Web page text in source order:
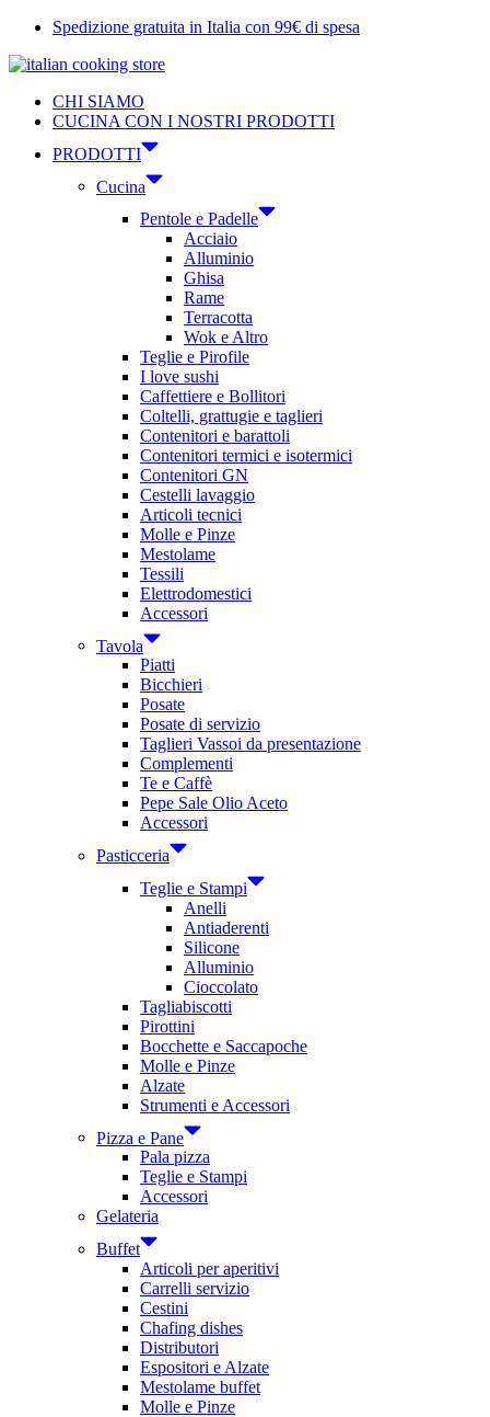
contenuto
Spedizione gratuita in Italia con 99€ di spesa
CHI SIAMO
CUCINA CON I NOSTRI PRODOTTI
PRODOTTI
Cucina
Pentole e Padelle
Acciaio
Alluminio
Ghisa
Rame
Terracotta
Wok e Altro
Teglie e Pirofile
I love sushi
Caffettiere e Bollitori
Coltelli, grattugie e taglieri
Contenitori e barattoli
Contenitori termici e isotermici
Contenitori GN
Cestelli lavaggio
Articoli tecnici
Molle e Pinze
Mestolame
Tessili
Elettrodomestici
Accessori
Tavola
Piatti
Bicchieri
Posate
Posate di servizio
Taglieri Vassoi da presentazione
Complementi
Te e Caffè
Pepe Sale Olio Aceto
Accessori
Pasticceria
Teglie e Stampi
Anelli
Antiaderenti
Silicone
Alluminio
Cioccolato
Tagliabiscotti
Pirottini
Bocchette e Saccapoche
Molle e Pinze
Alzate
Strumenti e Accessori
Pizza e Pane
Pala pizza
Teglie e Stampi
Accessori
Gelateria
Buffet
Articoli per aperitivi
Carrelli servizio
Cestini
Chafing dishes
Distributori
Espositori e Alzate
Mestolame buffet
Molle e Pinze